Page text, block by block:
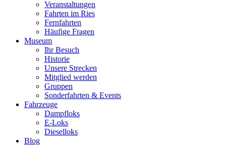
Veranstaltungen
Fahrten im Ries
Fernfahrten
Häufige Fragen
Museum
Ihr Besuch
Historie
Unsere Strecken
Mitglied werden
Gruppen
Sonderfahrten & Events
Fahrzeuge
Dampfloks
E-Loks
Dieselloks
Blog